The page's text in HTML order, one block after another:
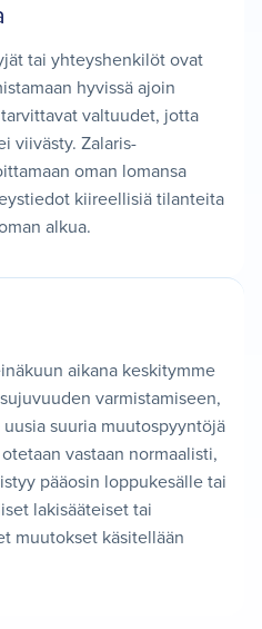
tai yhteyshenkilöt ovat
hyvissä ajoin
valtuudet, jotta
viivästy. Zalaris-
oman lomansa
kiireellisiä tilanteita
alkua.
aikana keskitymme
varmistamiseen,
suuria muutospyyntöjä
vastaan normaalisti,
pääosin loppukesälle tai
lakisääteiset tai
muutokset käsitellään